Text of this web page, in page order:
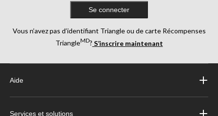
Se connecter
Vous n’avez pas d’identifiant Triangle ou de carte Récompenses
TriangleMD? S’inscrire maintenant
Aide
Services et solutions